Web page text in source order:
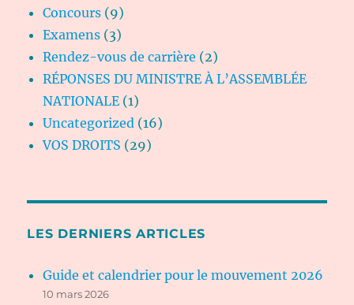
Concours (9)
Examens (3)
Rendez-vous de carrière (2)
RÉPONSES DU MINISTRE À L’ASSEMBLÉE
NATIONALE (1)
Uncategorized (16)
VOS DROITS (29)
LES DERNIERS ARTICLES
Guide et calendrier pour le mouvement 2026
10 mars 2026